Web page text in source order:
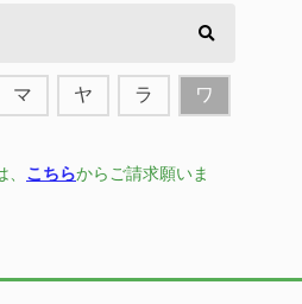
マ ヤ ラ ワ
こちらからご請求願いま